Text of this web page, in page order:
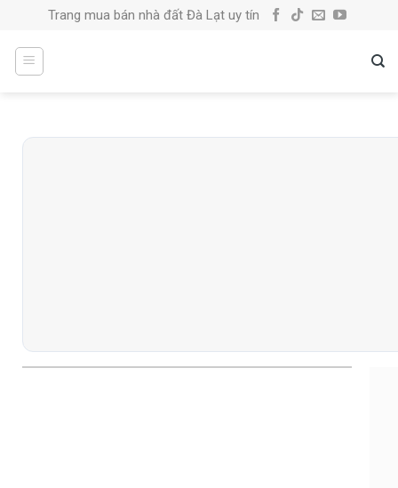
content
Trang mua bán nhà đất Đà Lạt uy tín